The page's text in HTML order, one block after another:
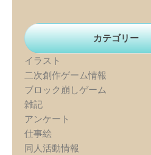
カテゴリー
イラスト
二次創作ゲーム情報
ブロック崩しゲーム
雑記
アンケート
仕事絵
同人活動情報